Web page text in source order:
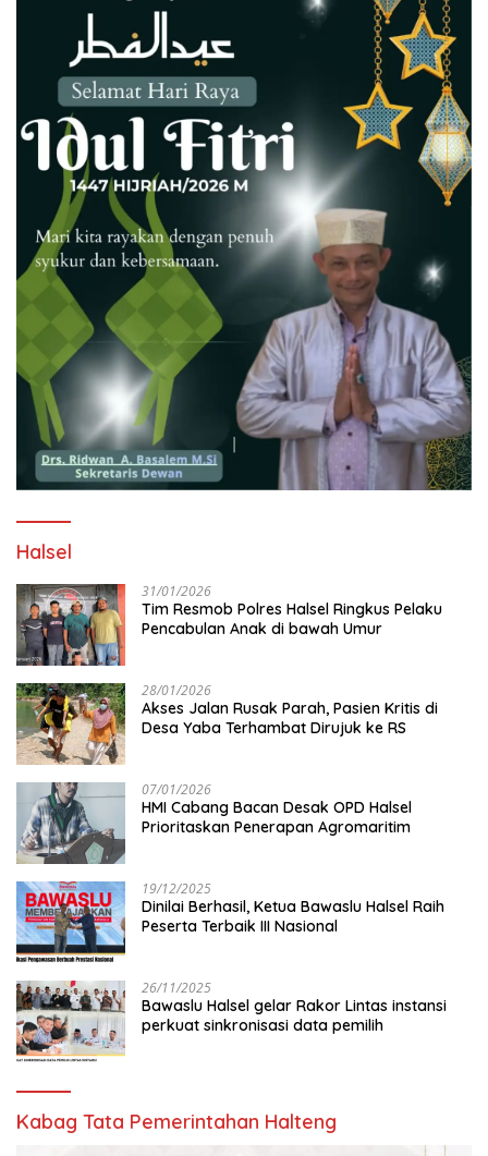
Halsel
31/01/2026
Tim Resmob Polres Halsel Ringkus Pelaku
Pencabulan Anak di bawah Umur
28/01/2026
Akses Jalan Rusak Parah, Pasien Kritis di
Desa Yaba Terhambat Dirujuk ke RS
07/01/2026
HMI Cabang Bacan Desak OPD Halsel
Prioritaskan Penerapan Agromaritim
19/12/2025
Dinilai Berhasil, Ketua Bawaslu Halsel Raih
Peserta Terbaik III Nasional
26/11/2025
Bawaslu Halsel gelar Rakor Lintas instansi
perkuat sinkronisasi data pemilih
Kabag Tata Pemerintahan Halteng